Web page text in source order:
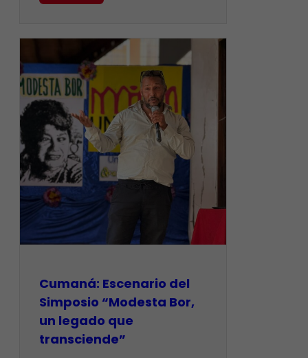
Cumaná: Escenario del
Simposio “Modesta Bor,
un legado que
transciende”